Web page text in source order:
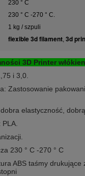
230 ° C
230 ° C -270 ° C.
1 kg / szpuli
flexible 3d filament, 3d
3D Printer
i 3,0.
Zastosowanie
elastyczność, dobrą
230 ° C -270 ° C
ABS taśmy drukujące